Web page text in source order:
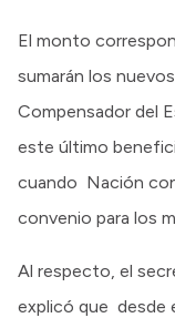
El monto
sumarán los
Compensador del
este último
cuando Nación
convenio para los
Al respecto, el
explicó que desde